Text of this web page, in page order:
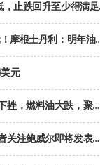
回升至少得满足二大条件之一
利：明年油市面临七大不确定性
元
料油大跌，聚烯烃谨慎回调
鲍威尔即将发表的讲话